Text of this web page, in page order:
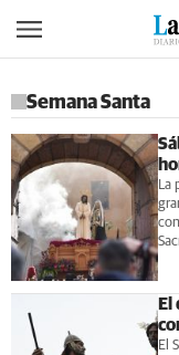
Semana Santa
La
El